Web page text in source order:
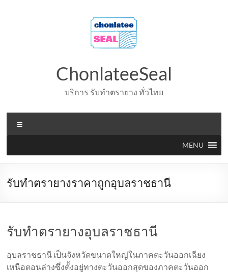
ChonlateeSeal
บริการ รับทำตรายาง ทั่วไทย
MENU
รับทำตรายางราคาถูกอุบลราชธานี
รับทำตรายางอุบลราชธานี
อุบลราชธานี เป็นจังหวัดขนาดใหญ่ในภาคตะวันออกเฉียง
เหนือตอนล่างซึ่งตั้งอยู่ทางตะวันออกสุดของภาคตะวันออก